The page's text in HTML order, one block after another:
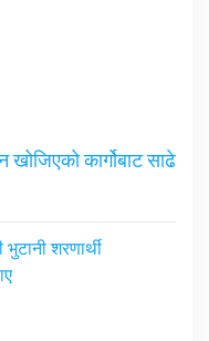
कार्गोबाट साढे